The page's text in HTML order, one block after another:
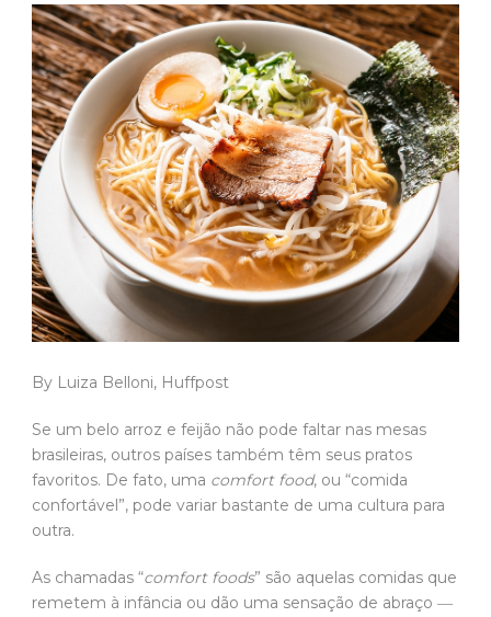
By Luiza Belloni, Huffpost
Se um belo arroz e feijão não pode faltar nas mesas
brasileiras, outros países também têm seus pratos
favoritos. De fato, uma comfort food, ou “comida
confortável”, pode variar bastante de uma cultura para
outra.
As chamadas “comfort foods” são aquelas comidas que
remetem à infância ou dão uma sensação de abraço ―